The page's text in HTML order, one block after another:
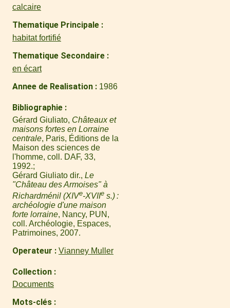
calcaire
Thematique Principale
habitat fortifié
Thematique Secondaire
en écart
Annee de Realisation 1986
Bibliographie
Gérard Giuliato, Châteaux et
maisons fortes en Lorraine
centrale, Paris, Éditions de la
Maison des sciences de
l'homme, coll. DAF, 33,
1992.
Gérard Giuliato dir., Le
"Château des Armoises" à
Richardménil (XIVe-XVIIe s.) :
archéologie d'une maison
forte lorraine, Nancy, PUN,
coll. Archéologie, Espaces,
Patrimoines, 2007.
Operateur Vianney Muller
Collection
Documents
Mots-clés